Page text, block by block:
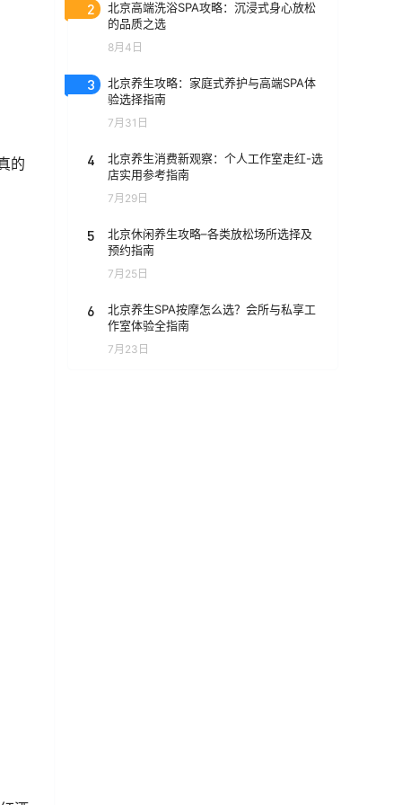
的
2
北京高端洗浴SPA攻略：沉浸式身心放松
的品质之选
8月4日
3
北京养生攻略：家庭式养护与高端SPA体
验选择指南
7月31日
4
北京养生消费新观察：个人工作室走红-选
店实用参考指南
7月29日
5
北京休闲养生攻略–各类放松场所选择及
预约指南
7月25日
6
北京养生SPA按摩怎么选？会所与私享工
作室体验全指南
7月23日